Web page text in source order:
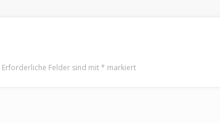
Erforderliche Felder sind mit* markiert